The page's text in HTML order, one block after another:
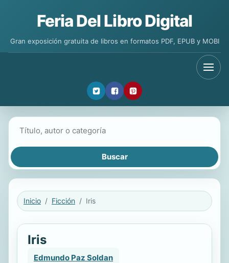
Feria Del Libro Digital
Gran exposición gratuita de libros en formatos PDF, EPUB y MOBI
Inicio Ficción Iris
Iris
Edmundo Paz Soldan